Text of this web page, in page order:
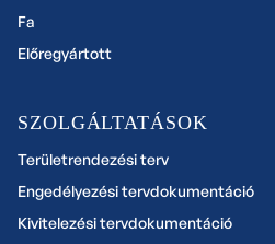
Fa
Előregyártott
SZOLGÁLTATÁSOK
Területrendezési terv
Engedélyezési tervdokumentáció
Kivitelezési tervdokumentáció